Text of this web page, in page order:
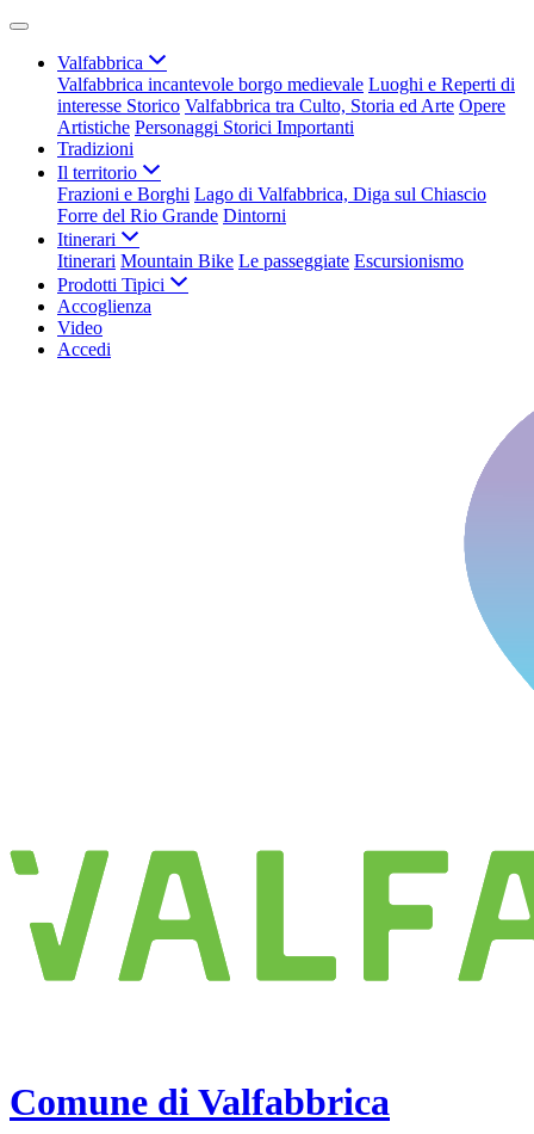
Valfabbrica
Valfabbrica incantevole borgo medievale Luoghi e Reperti di
interesse Storico Valfabbrica tra Culto, Storia ed Arte Opere
Artistiche Personaggi Storici Importanti
Tradizioni
Il territorio
Frazioni e Borghi Lago di Valfabbrica, Diga sul Chiascio
Forre del Rio Grande Dintorni
Itinerari
Itinerari Mountain Bike Le passeggiate Escursionismo
Prodotti Tipici
Accoglienza
Video
Accedi
Comune di Valfabbrica